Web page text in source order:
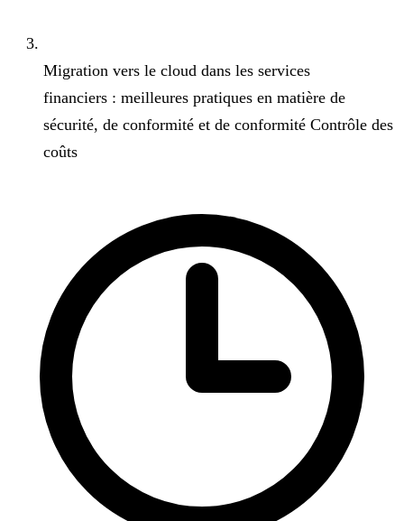
Migration vers le cloud dans les services
financiers : meilleures pratiques en matière de
sécurité, de conformité et de conformité Contrôle des
coûts